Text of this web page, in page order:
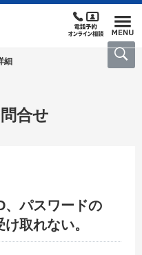
細
合せ
、パスワードの
取れない。